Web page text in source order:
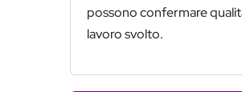
possono confermare
lavoro svolto.